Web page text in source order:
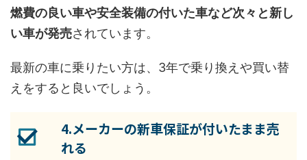
燃費の良い車や安全装備の付いた車など次々と新し
い車が発売されています。
最新の車に乗りたい方は、3年で乗り換えや買い替
えをすると良いでしょう。
4.メーカーの新車保証が付いたまま売
れる